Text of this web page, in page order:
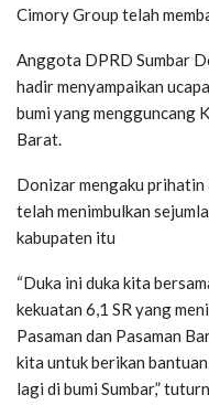
Cimory Group telah
Anggota DPRD Sumbar
hadir menyampaikan
bumi yang mengguncang
Barat.
Donizar mengaku
telah menimbulkan
kabupaten itu
“Duka ini duka kita
kekuatan 6,1 SR yang
Pasaman dan Pasaman
kita untuk berikan bantuan
lagi di bumi Sumbar,”